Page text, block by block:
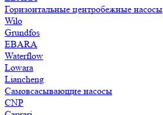
Горизонтальные центробежные насосы
Wilo
Grundfos
EBARA
Waterflow
Lowara
Liancheng
Самовсасывающие насосы
CNP